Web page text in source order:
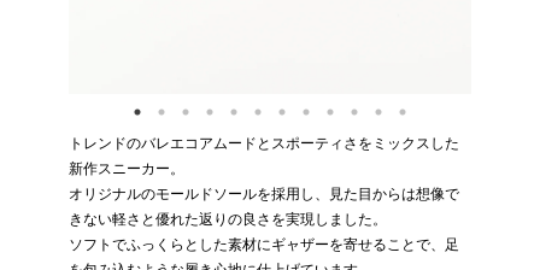
トレンドのバレエコアムードとスポーティさをミックスした
新作スニーカー。
オリジナルのモールドソールを採用し、見た目からは想像で
きない軽さと優れた返りの良さを実現しました。
ソフトでふっくらとした素材にギャザーを寄せることで、足